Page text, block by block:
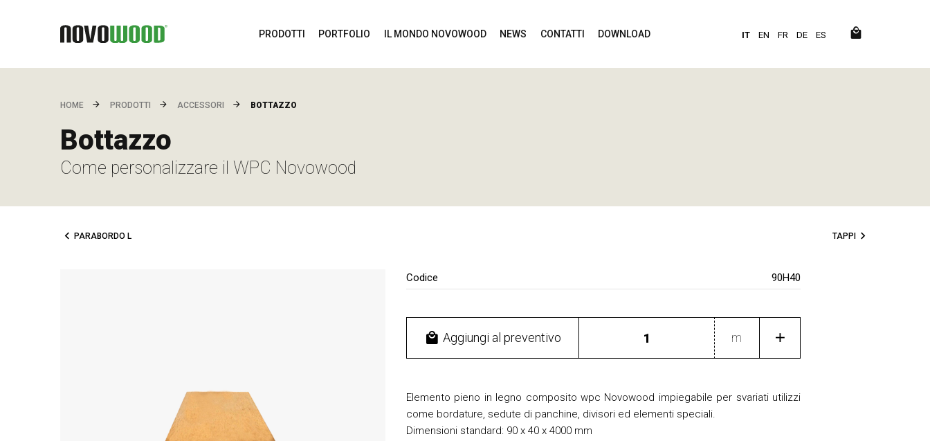
PRODOTTI PORTFOLIO IL MONDO NOVOWOOD NEWS CONTATTI DOWNLOAD IT EN FR DE ES
HOME PRODOTTI ACCESSORI BOTTAZZO
Bottazzo
Come personalizzare il WPC Novowood
PARABORDO L TAPPI
Codice 90H40
Aggiungi al preventivo m
Elemento pieno in legno composito wpc Novowood impiegabile per svariati utilizzi
come bordature, sedute di panchine, divisori ed elementi speciali.
Dimensioni standard: 90 x 40 x 4000 mm